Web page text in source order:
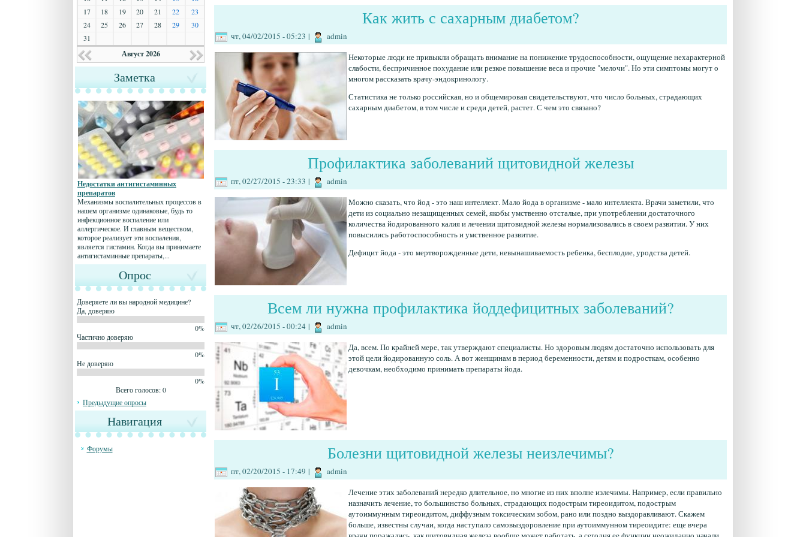
17
18 19 20 21 22
23
24
25 26 27 28 29
30
31
Август 2026
Заметка
Недостатки антигистаминных
препаратов
Механизмы воспалительных процессов в
нашем организме одинаковые, будь то
инфекционное воспаление или
аллергическое. И главным веществом,
которое реализует эти воспаления,
является гистамин. Когда вы принимаете
антигистаминные препараты,...
Опрос
Доверяете ли вы народной медицине?
Да, доверяю
0%
Частично доверяю
0%
Не доверяю
0%
Всего голосов: 0
Предыдущие опросы
Навигация
Форумы
Как жить с сахарным диабетом?
чт, 04/02/2015 - 05:23 |
admin
Некоторые люди не привыкли обращать внимание на понижение трудоспособности, ощущение нехарактерной
слабости, беспричинное похудание или резкое повышение веса и прочие "мелочи". Но эти симптомы могут о
многом рассказать врачу-эндокринологу.
Статистика не только российская, но и общемировая свидетельствуют, что число больных, страдающих
сахарным диабетом, в том числе и среди детей, растет. С чем это связано?
Профилактика заболеваний щитовидной железы
пт, 02/27/2015 - 23:33 |
admin
Можно сказать, что йод - это наш интеллект. Мало йода в организме - мало интеллекта. Врачи заметили, что
дети из социально незащищенных семей, якобы умственно отсталые, при употреблении достаточного
количества йодированного калия и лечении щитовидной железы нормализовались в своем развитии. У них
повысились работоспособность и умственное развитие.
Дефицит йода - это мертворожденные дети, невынашиваемость ребенка, бесплодие, уродства детей.
Всем ли нужна профилактика йоддефицитных заболеваний?
чт, 02/26/2015 - 00:24 |
admin
Да, всем. По крайней мере, так утверждают специалисты. Но здоровым людям достаточно использовать для
этой цели йодированную соль. А вот женщинам в период беременности, детям и подросткам, особенно
девочкам, необходимо принимать препараты йода.
Болезни щитовидной железы неизлечимы?
пт, 02/20/2015 - 17:49 |
admin
Лечение этих заболеваний нередко длительное, но многие из них вполне излечимы. Например, если правильно
назначить лечение, то большинство больных, страдающих подострым тиреоидитом, подострым
аутоиммунным тиреоидитом, диффузным токсическим зобом, рано или поздно выздоравливают. Скажем
больше, известны случаи, когда наступало самовыздоровление при аутоиммунном тиреоидите: еще вчера